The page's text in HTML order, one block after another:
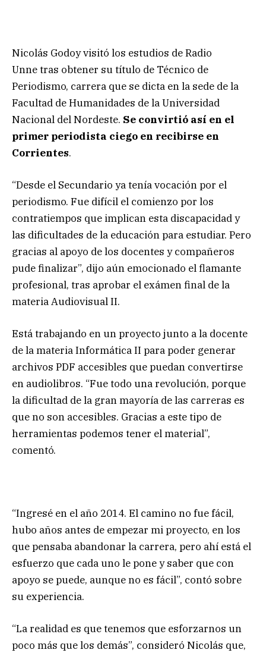
Nicolás Godoy visitó los estudios de Radio
Unne tras obtener su título de Técnico de
Periodismo, carrera que se dicta en la sede de la
Facultad de Humanidades de la Universidad
Nacional del Nordeste. Se convirtió así en el
primer periodista ciego en recibirse en
Corrientes.
“Desde el Secundario ya tenía vocación por el
periodismo. Fue difícil el comienzo por los
contratiempos que implican esta discapacidad y
las dificultades de la educación para estudiar. Pero
gracias al apoyo de los docentes y compañeros
pude finalizar”, dijo aún emocionado el flamante
profesional, tras aprobar el exámen final de la
materia Audiovisual II.
Está trabajando en un proyecto junto a la docente
de la materia Informática II para poder generar
archivos PDF accesibles que puedan convertirse
en audiolibros. “Fue todo una revolución, porque
la dificultad de la gran mayoría de las carreras es
que no son accesibles. Gracias a este tipo de
herramientas podemos tener el material”,
comentó.
“Ingresé en el año 2014. El camino no fue fácil,
hubo años antes de empezar mi proyecto, en los
que pensaba abandonar la carrera, pero ahí está el
esfuerzo que cada uno le pone y saber que con
apoyo se puede, aunque no es fácil”, contó sobre
su experiencia.
“La realidad es que tenemos que esforzarnos un
poco más que los demás”, consideró Nicolás que,